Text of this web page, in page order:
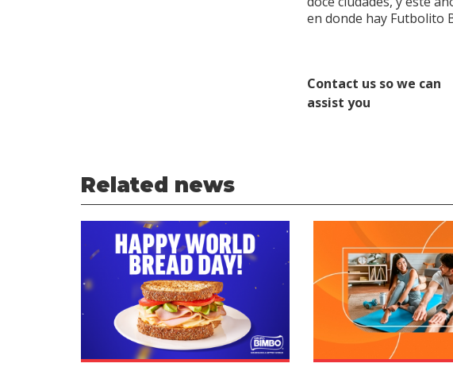
en donde hay Futbolito
Contact us so we can
assist you
Related news